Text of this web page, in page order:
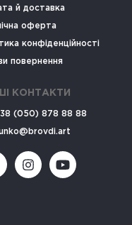
й доставка
оферта
конфіденційності
повернення
КОНТАКТИ
(050) 878 88 88